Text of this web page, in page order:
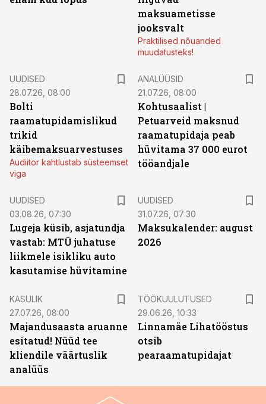
maksuametisse
jooksvalt
Praktilised nõuanded
muudatusteks!
UUDISED
28.07.26, 08:00
Bolti
raamatupidamislikud
trikid
käibemaksuarvestuses
Audiitor kahtlustab süsteemset
viga
ANALÜÜSID
21.07.26, 08:00
Kohtusaalist |
Petuarveid maksnud
raamatupidaja peab
hüvitama 37 000 eurot
tööandjale
UUDISED
03.08.26, 07:30
Lugeja küsib, asjatundja
vastab: MTÜ juhatuse
liikmele isikliku auto
kasutamise hüvitamine
UUDISED
31.07.26, 07:30
Maksukalender: august
2026
KASULIK
27.07.26, 08:00
Majandusaasta aruanne
esitatud! Nüüd tee
kliendile väärtuslik
analüüs
TÖÖKUULUTUSED
29.06.26, 10:33
Linnamäe Lihatööstus
otsib
pearaamatupidajat